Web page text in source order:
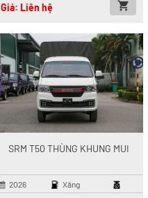
Giá: Liên hệ
SRM T50 THÙNG KHUNG MUI
2026 Xăng